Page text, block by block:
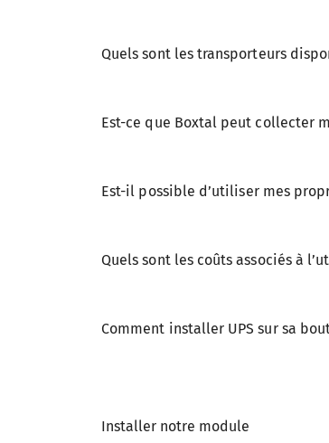
Quels sont les transporteurs
Est-ce que Boxtal peut collecter
Est-il possible d’utiliser mes
Quels sont les coûts associés à
Comment installer UPS sur sa
Installer notre module